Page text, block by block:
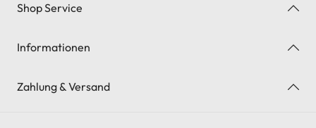
Shop Service
Informationen
Zahlung & Versand